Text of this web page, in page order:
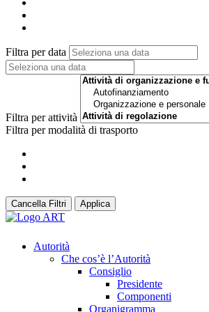
Filtra per data
Filtra per attività
Filtra per modalità di trasporto
Cancella Filtri Applica
Autorità
Che cos’è l’Autorità
Consiglio
Presidente
Componenti
Organigramma